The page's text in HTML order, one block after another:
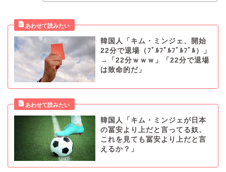
韓国人「キム・ミンジェ、開始
22分で退場（ﾌﾞﾙﾌﾞﾙﾌﾞﾙﾌﾞﾙ）」
→「22分ｗｗｗ」「22分で退場
は致命的だ」
韓国人「キム・ミンジェが日本
の冨安より上だと言ってる奴、
これを見ても冨安より上だと言
えるか？」